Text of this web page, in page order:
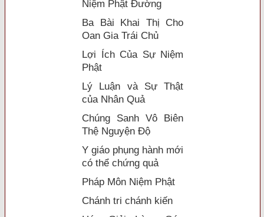
Niệm Phật Ðường
Ba Bài Khai Thị Cho
Oan Gia Trái Chủ
Lợi Ích Của Sự Niệm
Phật
Lý Luận và Sự Thật
của Nhân Quả
Chúng Sanh Vô Biên
Thệ Nguyện Độ
Y giáo phụng hành mới
có thể chứng quả
Pháp Môn Niệm Phật
Chánh tri chánh kiến